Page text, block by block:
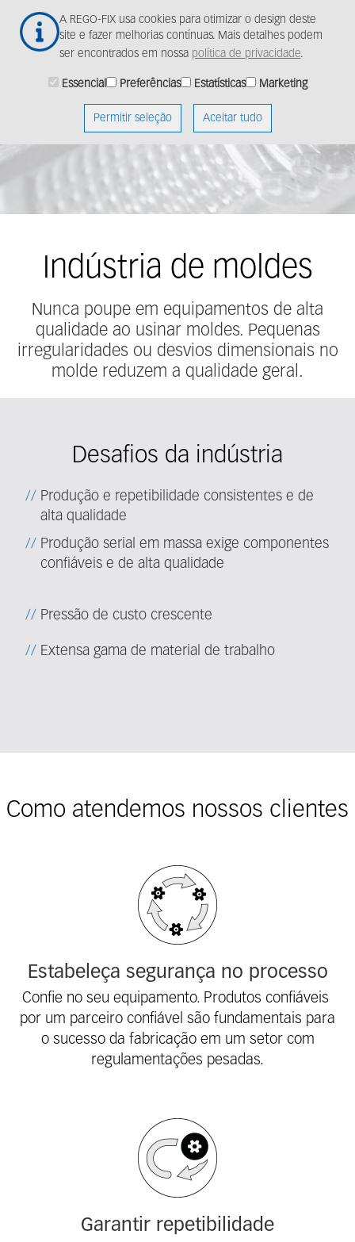
A REGO-FIX usa cookies para otimizar o design deste
site e fazer melhorias contínuas. Mais detalhes podem
ser encontrados em nossa política de privacidade.
Essencial Preferências Estatísticas Marketing
Permitir seleção Aceitar tudo
para
Indústria de moldes
Nunca poupe em equipamentos de alta
qualidade ao usinar moldes. Pequenas
irregularidades ou desvios dimensionais no
molde reduzem a qualidade geral.
Desafios da indústria
Produção e repetibilidade consistentes e de
alta qualidade
Produção serial em massa exige componentes
confiáveis ​​e de alta qualidade
Pressão de custo crescente
Extensa gama de material de trabalho
Como atendemos nossos clientes
Estabeleça segurança no processo
Confie no seu equipamento. Produtos confiáveis ​​
por um parceiro confiável são fundamentais para
o sucesso da fabricação em um setor com
regulamentações pesadas.
Garantir repetibilidade